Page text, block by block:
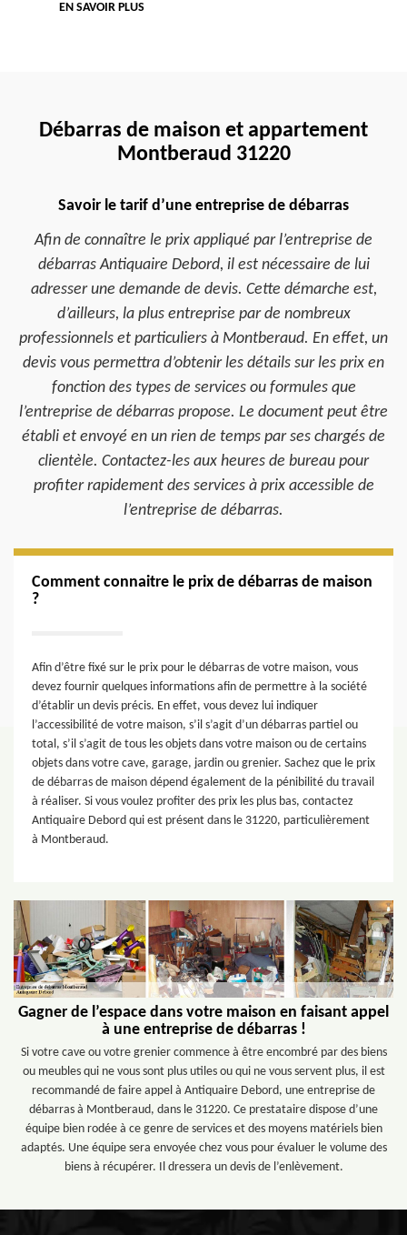
EN SAVOIR PLUS
Débarras de maison et appartement
Montberaud 31220
Savoir le tarif d’une entreprise de débarras
Afin de connaître le prix appliqué par l’entreprise de
débarras Antiquaire Debord, il est nécessaire de lui
adresser une demande de devis. Cette démarche est,
d’ailleurs, la plus entreprise par de nombreux
professionnels et particuliers à Montberaud. En effet, un
devis vous permettra d’obtenir les détails sur les prix en
fonction des types de services ou formules que
l’entreprise de débarras propose. Le document peut être
établi et envoyé en un rien de temps par ses chargés de
clientèle. Contactez-les aux heures de bureau pour
profiter rapidement des services à prix accessible de
l’entreprise de débarras.
Comment connaitre le prix de débarras de maison
?
Afin d’être fixé sur le prix pour le débarras de votre maison, vous
devez fournir quelques informations afin de permettre à la société
d’établir un devis précis. En effet, vous devez lui indiquer
l’accessibilité de votre maison, s’il s’agit d’un débarras partiel ou
total, s’il s’agit de tous les objets dans votre maison ou de certains
objets dans votre cave, garage, jardin ou grenier. Sachez que le prix
de débarras de maison dépend également de la pénibilité du travail
à réaliser. Si vous voulez profiter des prix les plus bas, contactez
Antiquaire Debord qui est présent dans le 31220, particulièrement
à Montberaud.
Gagner de l’espace dans votre maison en faisant appel
à une entreprise de débarras !
Si votre cave ou votre grenier commence à être encombré par des biens
ou meubles qui ne vous sont plus utiles ou qui ne vous servent plus, il est
recommandé de faire appel à Antiquaire Debord, une entreprise de
débarras à Montberaud, dans le 31220. Ce prestataire dispose d’une
équipe bien rodée à ce genre de services et des moyens matériels bien
adaptés. Une équipe sera envoyée chez vous pour évaluer le volume des
biens à récupérer. Il dressera un devis de l’enlèvement.